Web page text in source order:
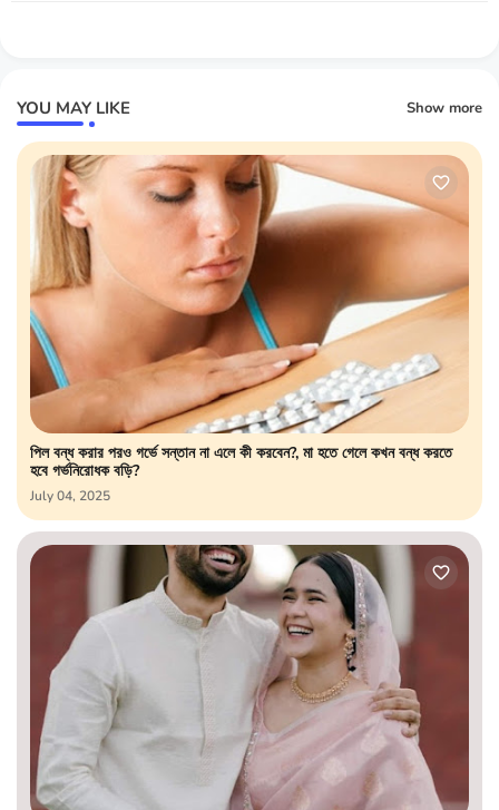
YOU MAY LIKE Show more
পিল বন্ধ করার পরও গর্ভে সন্তান না এলে কী করবেন?, মা হতে গেলে কখন বন্ধ করতে
হবে গর্ভনিরোধক বড়ি?
July 04, 2025